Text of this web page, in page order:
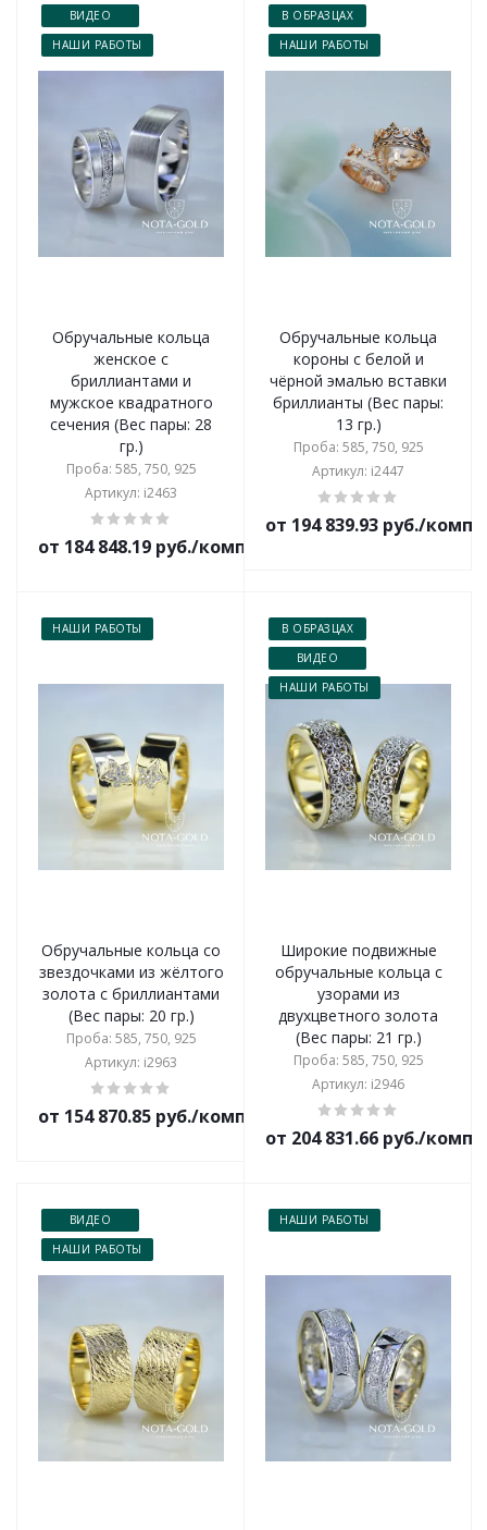
ВИДЕО
НАШИ РАБОТЫ
Обручальные кольца
женское с
бриллиантами и
мужское квадратного
сечения (Вес пары: 28
гр.)
Проба: 585, 750, 925
Артикул: i2463
от 184 848.19 руб./комплект
В ОБРАЗЦАХ
НАШИ РАБОТЫ
Обручальные кольца
короны с белой и
чёрной эмалью вставки
бриллианты (Вес пары:
13 гр.)
Проба: 585, 750, 925
Артикул: i2447
от 194 839.93 руб./
НАШИ РАБОТЫ
Обручальные кольца со
звездочками из жёлтого
золота с бриллиантами
(Вес пары: 20 гр.)
Проба: 585, 750, 925
Артикул: i2963
от 154 870.85 руб./комплект
В ОБРАЗЦАХ
ВИДЕО
НАШИ РАБОТЫ
Широкие подвижные
обручальные кольца с
узорами из
двухцветного золота
(Вес пары: 21 гр.)
Проба: 585, 750, 925
Артикул: i2946
от 204 831.66 руб./
ВИДЕО
НАШИ РАБОТЫ
НАШИ РАБОТЫ